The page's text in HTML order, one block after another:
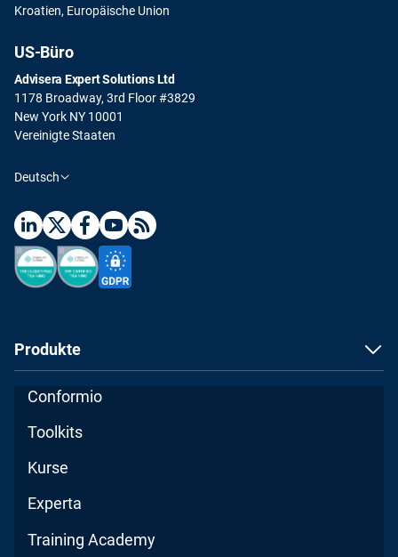
Kroatien, Europäische Union
US-Büro
Advisera Expert Solutions Ltd
1178 Broadway, 3rd Floor #3829
New York NY 10001
Vereinigte Staaten
Deutsch
Produkte
Conformio
Toolkits
Kurse
Experta
Training Academy